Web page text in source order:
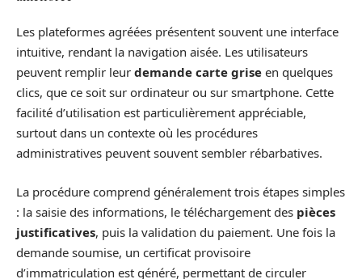
Les plateformes agréées présentent souvent une interface
intuitive, rendant la navigation aisée. Les utilisateurs
peuvent remplir leur demande carte grise en quelques
clics, que ce soit sur ordinateur ou sur smartphone. Cette
facilité d’utilisation est particulièrement appréciable,
surtout dans un contexte où les procédures
administratives peuvent souvent sembler rébarbatives.
La procédure comprend généralement trois étapes simples
: la saisie des informations, le téléchargement des pièces
justificatives, puis la validation du paiement. Une fois la
demande soumise, un certificat provisoire
d’immatriculation est généré, permettant de circuler